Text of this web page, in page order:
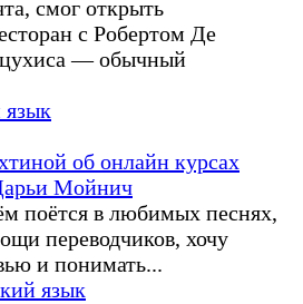
смог открыть
с Робертом Де
— обычный
об онлайн курсах
Мойнич
поётся в любимых песнях,
переводчиков, хочу
и понимать...
язык